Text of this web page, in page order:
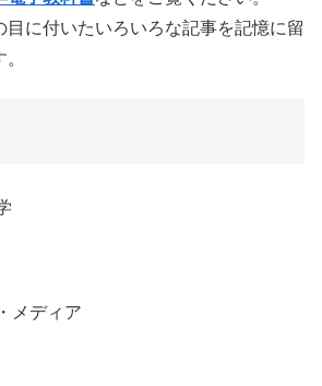
目に付いたいろいろな記事を記憶に留
メディア